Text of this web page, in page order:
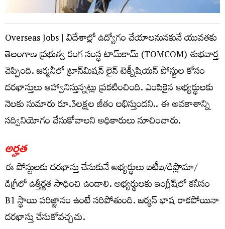
Overseas Jobs | విదేశాల్లో ఉద్యోగం చేయాలనునకునే యువతకు
తెలంగాణ ప్రభుత్వ రంగ సంస్థ టామ్‌కామ్ (TOMCOM) శుభవార్త
చెప్పింది. జర్మనీలో ట్రాన్‌మిషన్ లైన్‌ టెక్నీషియన్ పోస్టుల కోసం
దరఖాస్తులు ఆహ్వానిస్తున్నట్లు ప్రకటించింది. ఎంపికైన అభ్యర్థులకు
నెలకు సుమారు రూ.3లక్షల జీతం లభిస్తుందని.. ఈ అవకాశాన్ని
సద్వినియోగం చేసుకోవాలని అధికారులు సూచించారు.
అర్హత
ఈ పోస్టులకు దరఖాస్తు చేసుకునే అభ్యర్థులు ఐటీఐ/డిప్లొమా/
డిగ్రీలో ఉత్తీర్ణత సాధించి ఉండాలి. అభ్యర్థులకు ఇంగ్లీష్‌లో కనీసం
B1 స్థాయి పరిజ్ఞానం ఉంటే సరిపోతుంది. జర్మన్ భాష రాకపోయినా
దరఖాస్తు చేసుకోవచ్చచు.